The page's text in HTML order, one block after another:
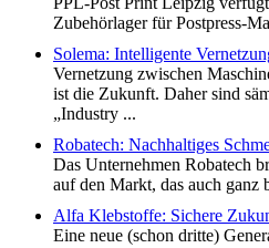
Zubehörlager für Postpress-
Solema: Intelligente
Vernetzung zwischen
ist die Zukunft. Daher sind
„Industry ...
Robatech: Nachhaltiges
Das Unternehmen Robatech
auf den Markt, das auch ganz
Alfa Klebstoffe: Sichere
Eine neue (schon dritte)